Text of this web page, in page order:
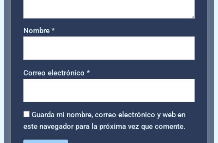
Nombre *
Correo electrónico *
Guarda mi nombre, correo electrónico y web en
este navegador para la próxima vez que comente.